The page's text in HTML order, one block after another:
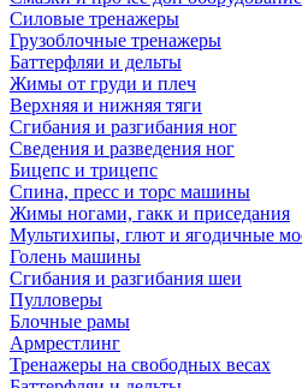
Силовые тренажеры
Грузоблочные тренажеры
Баттерфляи и дельты
Жимы от груди и плеч
Верхняя и нижняя тяги
Сгибания и разгибания ног
Сведения и разведения ног
Бицепс и трицепс
Спина, пресс и торс машины
Жимы ногами, гакк и приседания
Мультихипы, глют и ягодичные
Голень машины
Сгибания и разгибания шеи
Пулловеры
Блочные рамы
Армрестлинг
Тренажеры на свободных весах